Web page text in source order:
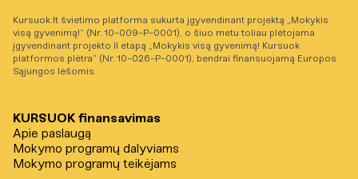
Kursuok.lt švietimo platforma sukurta įgyvendinant projektą „Mokykis
visą gyvenimą!“ (Nr. 10-009-P-0001), o šiuo metu toliau plėtojama
įgyvendinant projekto II etapą „Mokykis visą gyvenimą! Kursuok
platformos plėtra“ (Nr. 10-026-P-0001), bendrai finansuojamą Europos
Sąjungos lėšomis.
KURSUOK finansavimas
Apie paslaugą
Mokymo programų dalyviams
Mokymo programų teikėjams